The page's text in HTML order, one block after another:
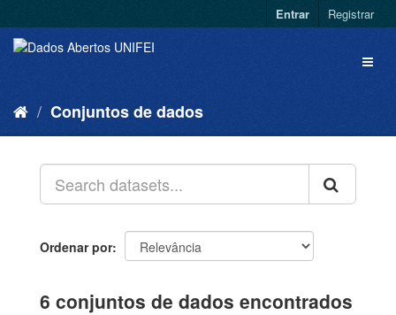
Entrar Registrar
Conjuntos de dados
Ordenar por
6 conjuntos de dados encontrados